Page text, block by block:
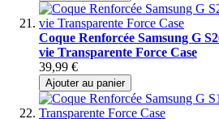
Coque Renforcée Samsung G
vie Transparente Force Case
39,99 €
Ajouter au panier